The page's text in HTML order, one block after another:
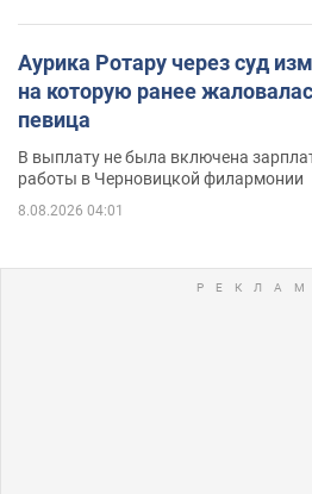
Аурика Ротару через суд
на которую ранее
певица
В выплату не была включена
работы в Черновицкой филармонии
8.08.2026 04:01